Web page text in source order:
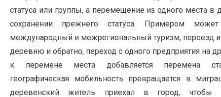
статуса или группы, а перемещение из одного места в
сохранении прежнего статуса. Примером
международный и межрегиональный туризм, переезд
деревню и обратно, переход с одного предприятия на
к перемене места добавляется перемена
географическая мобильность превращается в
деревенский житель приехал в город, чтобы